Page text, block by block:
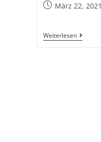
März 22, 2021
Weiterlesen